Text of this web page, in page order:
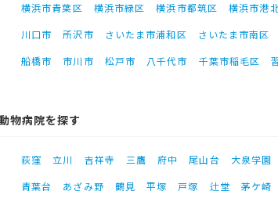
横浜市青葉区 横浜市緑区 横浜市都筑区 横浜市港
川口市 所沢市 さいたま市浦和区 さいたま市南区
船橋市 市川市 松戸市 八千代市 千葉市稲毛区
物病院を探す
荻窪 立川 吉祥寺 三鷹 府中 尾山台 大泉学園
青葉台 あざみ野 鶴見 平塚 戸塚 辻堂 茅ケ崎